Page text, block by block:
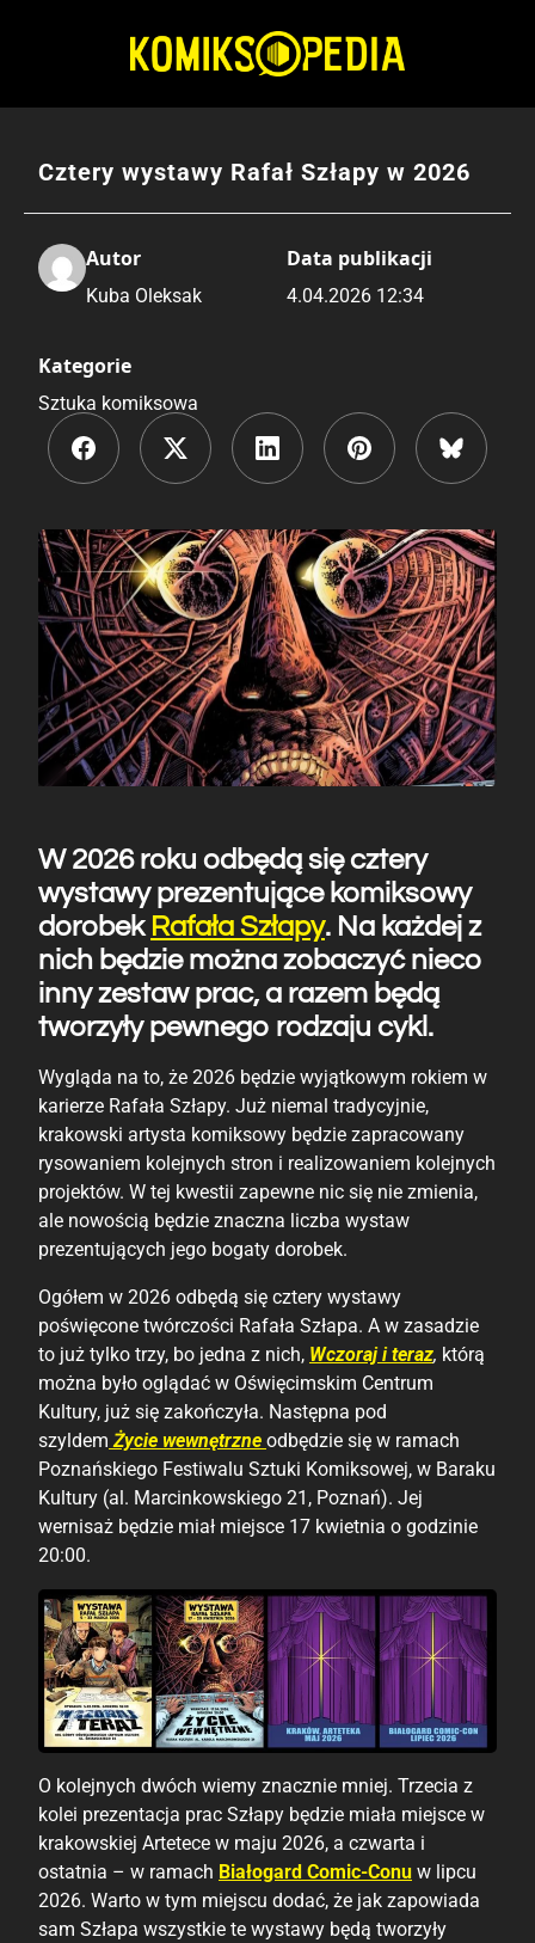
Cztery wystawy Rafał Szłapy w 2026
Autor
Kuba Oleksak
Data publikacji
4.04.2026 12:34
Kategorie
Sztuka komiksowa
W 2026 roku odbędą się cztery
wystawy prezentujące komiksowy
dorobek Rafała Szłapy. Na każdej z
nich będzie można zobaczyć nieco
inny zestaw prac, a razem będą
tworzyły pewnego rodzaju cykl.
Wygląda na to, że 2026 będzie wyjątkowym rokiem w
karierze Rafała Szłapy. Już niemal tradycyjnie,
krakowski artysta komiksowy będzie zapracowany
rysowaniem kolejnych stron i realizowaniem kolejnych
projektów. W tej kwestii zapewne nic się nie zmienia,
ale nowością będzie znaczna liczba wystaw
prezentujących jego bogaty dorobek.
Ogółem w 2026 odbędą się cztery wystawy
poświęcone twórczości Rafała Szłapa. A w zasadzie
to już tylko trzy, bo jedna z nich, Wczoraj i teraz, którą
można było oglądać w Oświęcimskim Centrum
Kultury, już się zakończyła. Następna pod
szyldem Życie wewnętrzne odbędzie się w ramach
Poznańskiego Festiwalu Sztuki Komiksowej, w Baraku
Kultury (al. Marcinkowskiego 21, Poznań). Jej
wernisaż będzie miał miejsce 17 kwietnia o godzinie
20:00.
O kolejnych dwóch wiemy znacznie mniej. Trzecia z
kolei prezentacja prac Szłapy będzie miała miejsce w
krakowskiej Artetece w maju 2026, a czwarta i
ostatnia – w ramach Białogard Comic-Conu w lipcu
2026. Warto w tym miejscu dodać, że jak zapowiada
sam Szłapa wszystkie te wystawy będą tworzyły